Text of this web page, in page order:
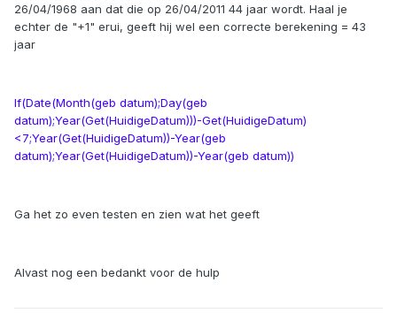
26/04/1968 aan dat die op 26/04/2011 44 jaar wordt. Haal je
echter de "+1" erui, geeft hij wel een correcte berekening = 43
jaar
If(Date(Month(geb datum);Day(geb
datum);Year(Get(HuidigeDatum)))-Get(HuidigeDatum)
<7;Year(Get(HuidigeDatum))-Year(geb
datum);Year(Get(HuidigeDatum))-Year(geb datum))
Ga het zo even testen en zien wat het geeft
Alvast nog een bedankt voor de hulp